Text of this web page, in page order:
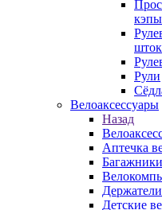
кэпы
Рули
Велоаксессуары
Назад
Аптечка
Детские